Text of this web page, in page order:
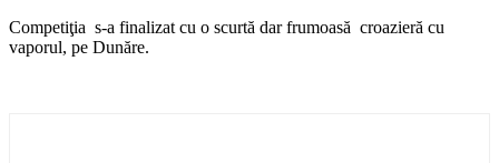
Competiţia s-a finalizat cu o scurtă dar frumoasă croazieră cu
vaporul, pe Dunăre.